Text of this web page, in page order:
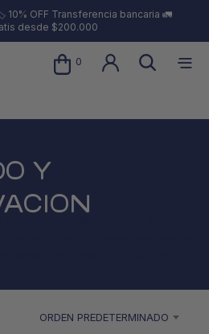
OFF Transferencia bancaria 🚛
desde $200.000
0
Y
ORDEN PREDETERMINADO